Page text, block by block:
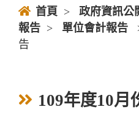
首頁 > 政府資訊公
報告 > 單位會計報告
告
109年度10月